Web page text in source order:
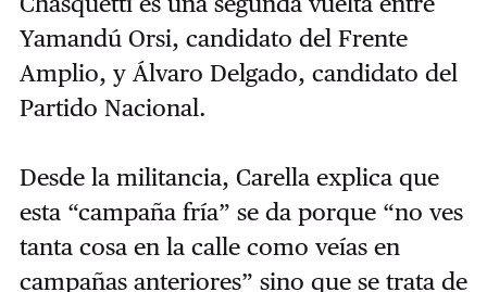
Yamandú Orsi, candidato del Frente
Amplio, y Álvaro Delgado, candidato del
Partido Nacional.
Desde la militancia, Carella explica que
esta “campaña fría” se da porque “no ves
tanta cosa en la calle como veías en
campañas anteriores” sino que se trata de